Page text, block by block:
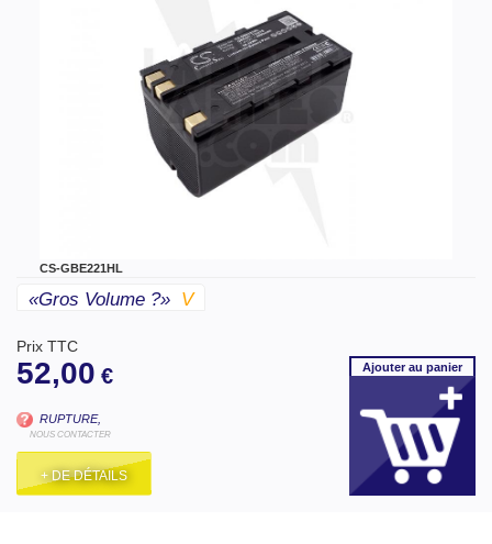
CS-GBE221HL
«gros Volume ?» V
Prix TTC
52,00 €
RUPTURE,
NOUS CONTACTER
+ DE DÉTAILS
Ajouterau panier